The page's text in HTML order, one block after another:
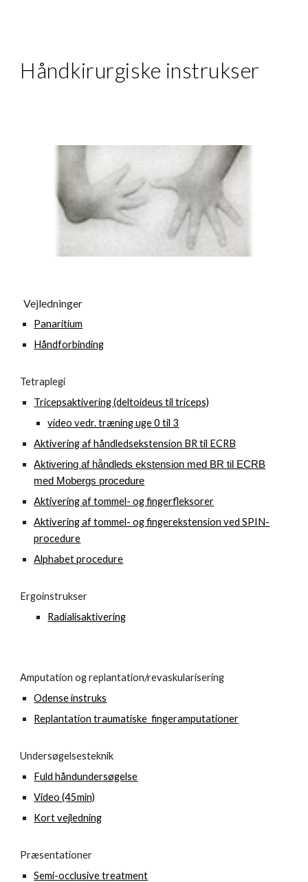
Håndkirurgiske instrukser
Vejledninger
Panaritium
Håndforbinding
Tetraplegi
Tricepsaktivering (deltoideus til triceps)
video vedr. træning uge 0 til 3
Aktivering af håndledsekstension BR til ECRB
Aktivering af håndleds ekstension med BR til ECRB
med Mobergs procedure
Aktivering af tommel- og fingerfleksorer
Aktivering af tommel- og fingerekstension ved SPIN-
procedure
Alphabet procedure
Ergoinstrukser
Radialisaktivering
Amputation og replantation/revaskularisering
Odense instruks
Replantation traumatiske fingeramputationer
Undersøgelsesteknik
Fuld håndundersøgelse
Video (45min)
Kort vejledning
Præsentationer
Semi-occlusive treatment